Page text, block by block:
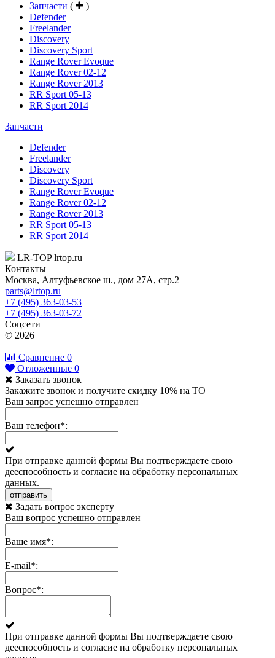
Запчасти (
)
Defender
Freelander
Discovery
Discovery Sport
Range Rover Evoque
Range Rover 02-12
Range Rover 2013
RR Sport 05-13
RR Sport 2014
Запчасти
Defender
Freelander
Discovery
Discovery Sport
Range Rover Evoque
Range Rover 02-12
Range Rover 2013
RR Sport 05-13
RR Sport 2014
LR-TOP lrtop.ru
Контакты
Москва, Алтуфьевское ш., дом 27А, стр.2
parts@lrtop.ru
+7 (495) 363-03-53
+7 (495) 363-03-72
Соцсети
© 2026
Сравнение 0
Отложенные 0
Заказать звонок
Закажите звонок и получите скидку 10% на ТО
Ваш запрос успешно отправлен
Ваш телефон*:
При отправке данной формы Вы подтверждаете свою
дееспособность и согласие на обработку персональных
данных.
отправить
Задать вопрос эксперту
Ваш вопрос успешно отправлен
Ваше имя*:
E-mail*:
Вопрос*:
При отправке данной формы Вы подтверждаете свою
дееспособность и согласие на обработку персональных